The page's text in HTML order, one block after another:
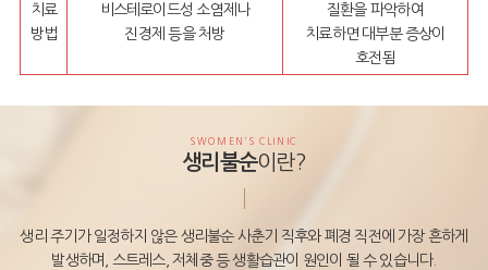
치료
방법
비스테로이드성 소염제나
진경제 등을 처방
질환을 파악하여
치료하면 대부분 증상이
호전됨
SWOMEN’S CLINIC
생리불순이란?
생리 주기가 일정하지 않은 생리불순 사춘기 직후와 폐경 직전에 가장 흔하게
발생하며, 스트레스, 저체중 등 생활습관이 원인이 될 수 있습니다.